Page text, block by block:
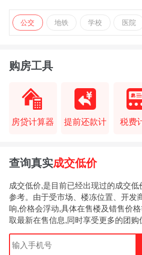
公交 地铁 学校 医院
购房工具
房贷计算器 提前还款计 税费
查询真实成交低价
成交低价,是目前已经出现过的成交
参考。由于受市场、楼冻位置、开发
响,价格会浮动,具体在售楼及错售价
取最新在售信息,同时享受更多的团购